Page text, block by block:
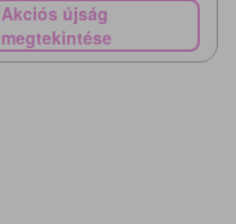
Akciós újság
megtekintése